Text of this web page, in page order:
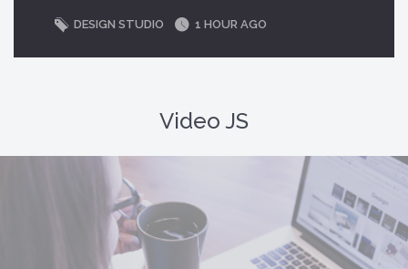
DESIGN STUDIO 1 HOUR AGO
Video JS
The video could not be loaded, either because the server or network failed
or because the format is not supported.